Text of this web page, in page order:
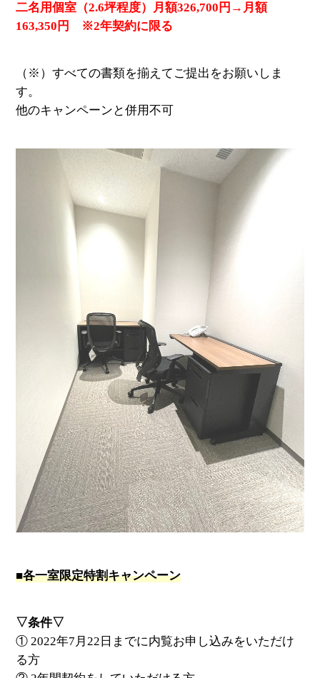
二名用個室（2.6坪程度）月額326,700円→月額
163,350円 ※2年契約に限る
（※）すべての書類を揃えてご提出をお願いしま
す。
他のキャンペーンと併用不可
■各一室限定特割キャンペーン
▽条件▽
① 2022年7月22日までに内覧お申し込みをいただけ
る方